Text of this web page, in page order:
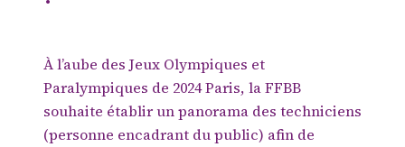
À l’aube des Jeux Olympiques et
Paralympiques de 2024 Paris, la FFBB
souhaite établir un panorama des techniciens
(personne encadrant du public) afin de